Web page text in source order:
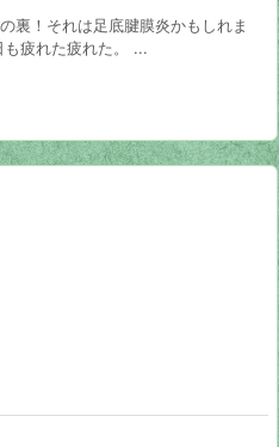
裏！それは足底腱膜炎かもしれま
疲れた疲れた。 ...